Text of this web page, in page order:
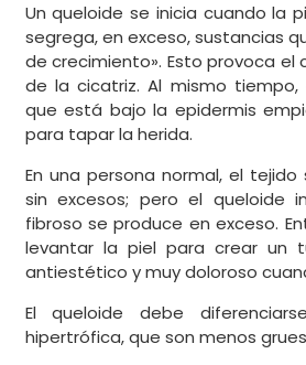
Un queloide se inicia cuando la
segrega, en exceso, sustancias
de crecimiento». Esto provoca
de la cicatriz. Al mismo
que está bajo la epidermis
para tapar la herida.
En una persona normal, el
sin excesos; pero el queloide
fibroso se produce en exceso.
levantar la piel para crear un
antiestético y muy doloroso
El queloide debe
hipertrófica, que son menos